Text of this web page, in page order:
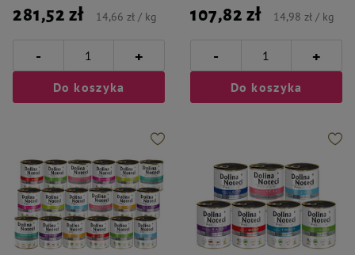
281,52 zł 14,66 zł / kg
- +
Do koszyka
107,82 zł 14,98 zł / kg
- +
Do koszyka